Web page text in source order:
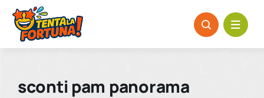
Salta
contenuto
sconti pam panorama